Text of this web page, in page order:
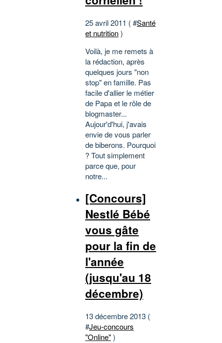
25 avril 2011 ( #Santé
et nutrition)
Voilà, je me remets à
la rédaction, après
quelques jours "non
stop" en famille. Pas
facile d'allier le métier
de Papa et le rôle de
blogmaster...
Aujour'd'hui, j'avais
envie de vous parler
de biberons. Pourquoi
? Tout simplement
parce que, pour
notre...
[Concours]
Nestlé Bébé
vous gâte
pour la fin de
l'année
(jusqu'au 18
décembre)
13 décembre 2013 (
#Jeu-concours
"Online")